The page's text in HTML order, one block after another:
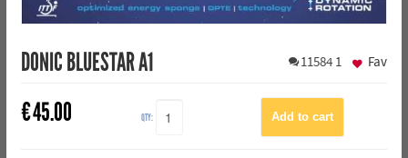
DONIC BLUESTAR A1 11584 1
€45.00 QTY:
Fav